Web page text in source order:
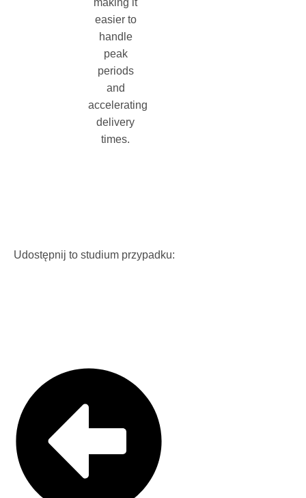
easier to
handle
peak
periods
and
accelerating
delivery
times.
Udostępnij to studium przypadku: